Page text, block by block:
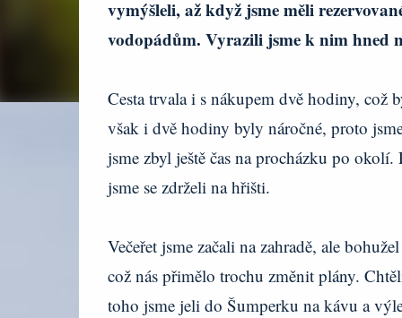
vymýšleli, až když jsme měli
vodopádům. Vyrazili jsme k nim hned
Cesta trvala i s nákupem dvě hodiny, což
však i dvě hodiny byly náročné, proto
jsme zbyl ještě čas na procházku po
jsme se zdrželi na hřišti.
Večeřet jsme začali na zahradě, ale
což nás přimělo trochu změnit plány.
toho jsme jeli do Šumperku na kávu a